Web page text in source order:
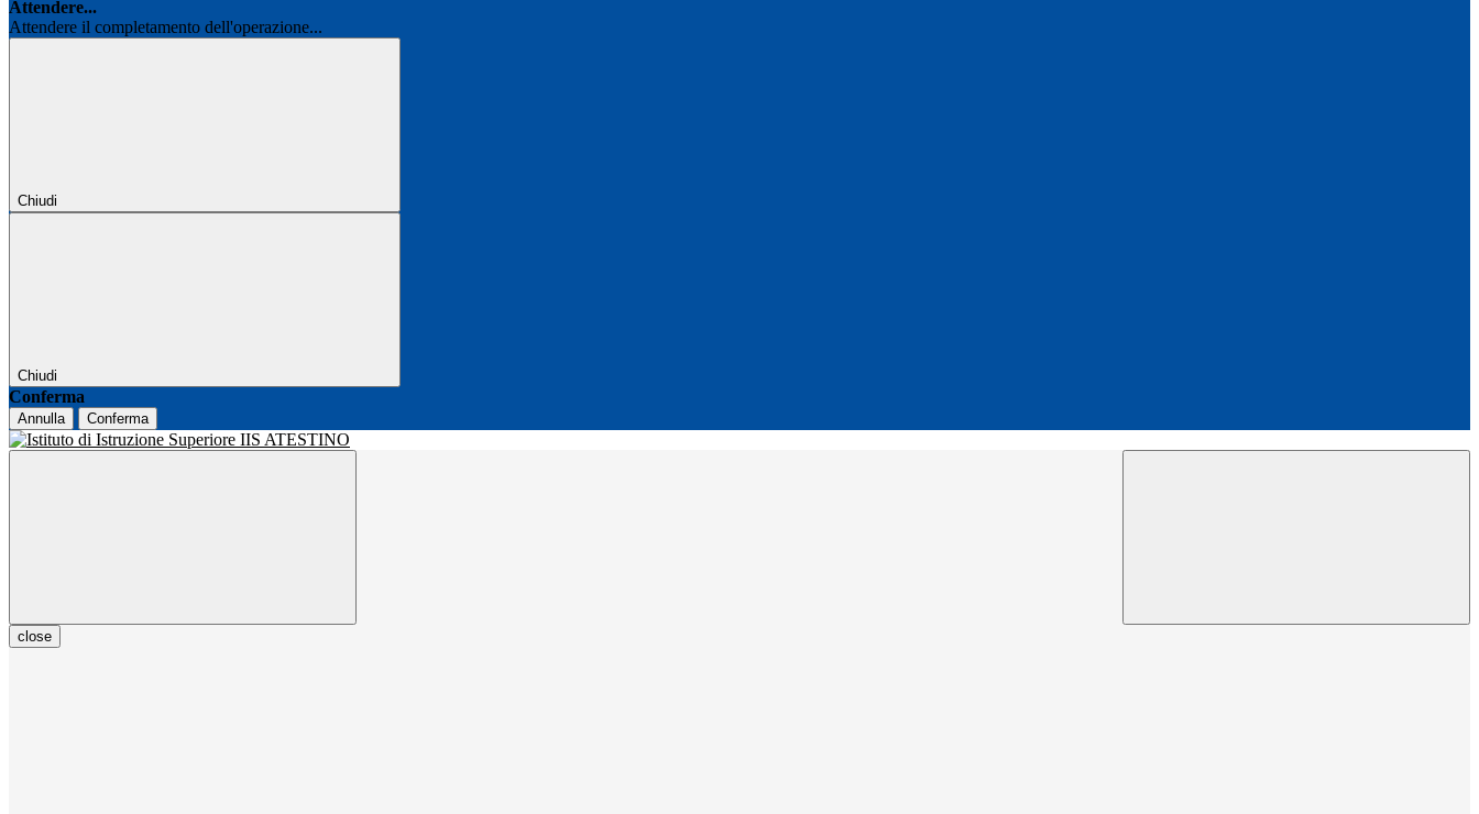
Attendere...
Attendere il completamento dell'operazione...
Chiudi
Chiudi
Conferma
Annulla Conferma
close